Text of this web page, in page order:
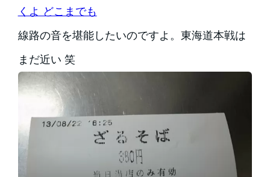
くよ どこまでも
線路の音を堪能したいのですよ。東海道本戦は
まだ近い 笑